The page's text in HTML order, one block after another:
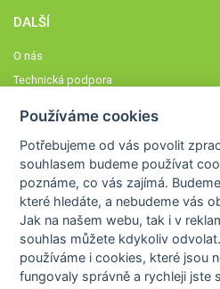
DALŠÍ
O nás
Technická podpora
Členové STOBklubu
Zásady nakládání s osobními údaji
Otestujte se
Spočítejte si
Výzva 52
Používáme cookies
Potřebujeme od vás povolit
souhlasem budeme používat
poznáme,co vás zajímá.
které hledáte, a nebudeme vás
Jak na našem webu, tak i v
souhlas můžete kdykoliv
používáme i cookies, které jsou
fungovaly správně a rychleji jste